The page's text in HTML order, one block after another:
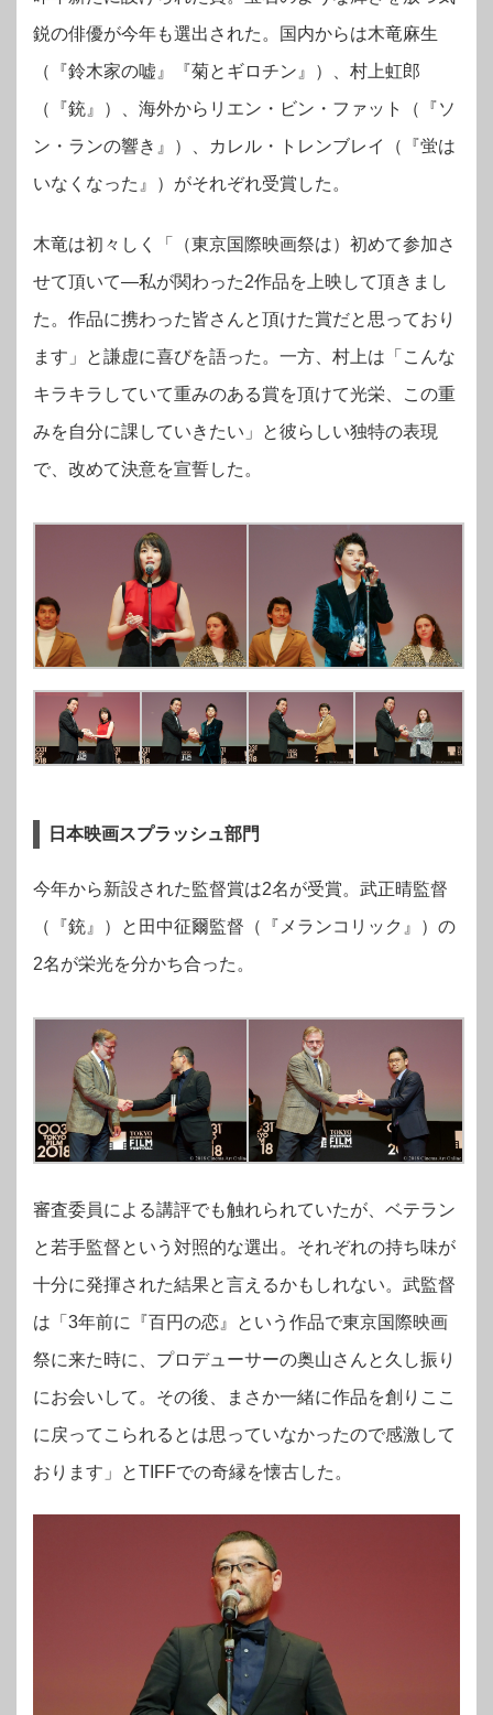
鋭の俳優が今年も選出された。国内からは木竜麻生
（『鈴木家の嘘』『菊とギロチン』）、村上虹郎
（『銃』）、海外からリエン・ビン・ファット（『ソ
ン・ランの響き』）、カレル・トレンブレイ（『蛍は
いなくなった』）がそれぞれ受賞した。
木竜は初々しく「（東京国際映画祭は）初めて参加さ
せて頂いて―私が関わった2作品を上映して頂きまし
た。作品に携わった皆さんと頂けた賞だと思っており
ます」と謙虚に喜びを語った。一方、村上は「こんな
キラキラしていて重みのある賞を頂けて光栄、この重
みを自分に課していきたい」と彼らしい独特の表現
で、改めて決意を宣誓した。
日本映画スプラッシュ部門
今年から新設された監督賞は2名が受賞。武正晴監督
（『銃』）と田中征爾監督（『メランコリック』）の
2名が栄光を分かち合った。
審査委員による講評でも触れられていたが、ベテラン
と若手監督という対照的な選出。それぞれの持ち味が
十分に発揮された結果と言えるかもしれない。武監督
は「3年前に『百円の恋』という作品で東京国際映画
祭に来た時に、プロデューサーの奥山さんと久し振り
にお会いして。その後、まさか一緒に作品を創りここ
に戻ってこられるとは思っていなかったので感激して
おります」とTIFFでの奇縁を懐古した。